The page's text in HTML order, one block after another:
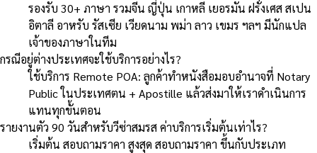
รองรับ 30+ ภาษา รวมจีน ญี่ปุ่น เกาหลี เยอรมัน ฝรั่งเศส สเปน
อิตาลี อาหรับ รัสเซีย เวียดนาม พม่า ลาว เขมร ฯลฯ มีนักแปล
เจ้าของภาษาในทีม
กรณีอยู่ต่างประเทศจะใช้บริการอย่างไร?
ใช้บริการ Remote POA: ลูกค้าทำหนังสือมอบอำนาจที่ Notary
Public ในประเทศตน + Apostille แล้วส่งมาให้เราดำเนินการ
แทนทุกขั้นตอน
รายงานตัว 90 วันสำหรับวีซ่าสมรส ค่าบริการเริ่มต้นเท่าไร?
เริ่มต้น สอบถามราคา สูงสุด สอบถามราคา ขึ้นกับประเภท